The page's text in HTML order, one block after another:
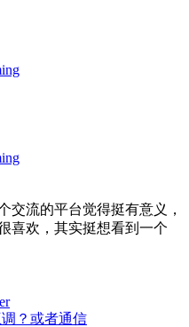
交流的平台觉得挺有意义，
喜欢，其实挺想看到一个
？或者通信